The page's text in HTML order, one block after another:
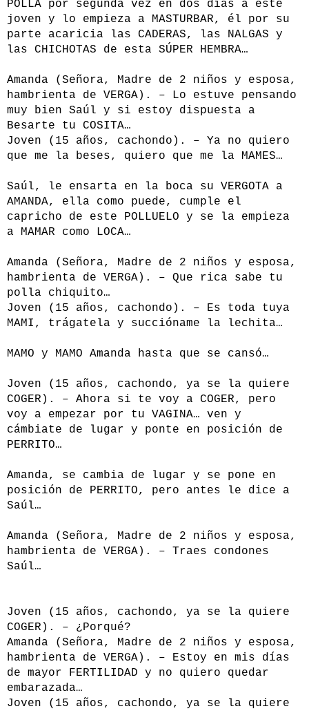
POLLA por segunda vez en dos días a este
joven y lo empieza a MASTURBAR, él por su
parte acaricia las CADERAS, las NALGAS y
las CHICHOTAS de esta SÚPER HEMBRA…
Amanda (Señora, Madre de 2 niños y esposa,
hambrienta de VERGA). – Lo estuve pensando
muy bien Saúl y si estoy dispuesta a
Besarte tu COSITA…
Joven (15 años, cachondo). – Ya no quiero
que me la beses, quiero que me la MAMES…
Saúl, le ensarta en la boca su VERGOTA a
AMANDA, ella como puede, cumple el
capricho de este POLLUELO y se la empieza
a MAMAR como LOCA…
Amanda (Señora, Madre de 2 niños y esposa,
hambrienta de VERGA). – Que rica sabe tu
polla chiquito…
Joven (15 años, cachondo). – Es toda tuya
MAMI, trágatela y succióname la lechita…
MAMO y MAMO Amanda hasta que se cansó…
Joven (15 años, cachondo, ya se la quiere
COGER). – Ahora si te voy a COGER, pero
voy a empezar por tu VAGINA… ven y
cámbiate de lugar y ponte en posición de
PERRITO…
Amanda, se cambia de lugar y se pone en
posición de PERRITO, pero antes le dice a
Saúl…
Amanda (Señora, Madre de 2 niños y esposa,
hambrienta de VERGA). – Traes condones
Saúl…
Joven (15 años, cachondo, ya se la quiere
COGER). – ¿Porqué?
Amanda (Señora, Madre de 2 niños y esposa,
hambrienta de VERGA). – Estoy en mis días
de mayor FERTILIDAD y no quiero quedar
embarazada…
Joven (15 años, cachondo, ya se la quiere